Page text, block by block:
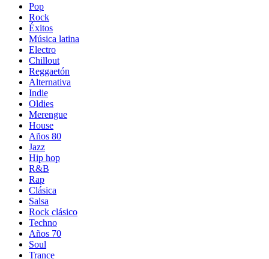
Pop
Rock
Éxitos
Música latina
Electro
Chillout
Reggaetón
Alternativa
Indie
Oldies
Merengue
House
Años 80
Jazz
Hip hop
R&B
Rap
Clásica
Salsa
Rock clásico
Techno
Años 70
Soul
Trance